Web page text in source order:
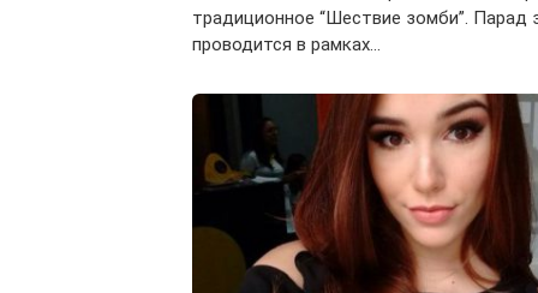
традиционное “Шествие зомби”. Парад
проводится в рамках…